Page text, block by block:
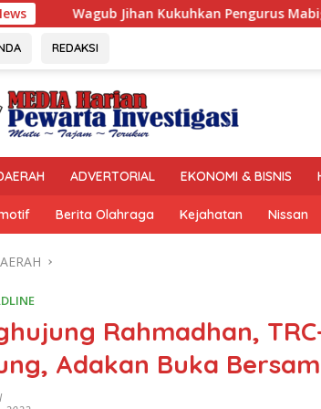
Pengurus Mabigus dan Pembina Gudep
REDAKSI
ADVERTORIAL EKONOMI & BISNIS
Berita Olahraga Kejahatan Nissan
Rahmadhan,
Adakan Buka